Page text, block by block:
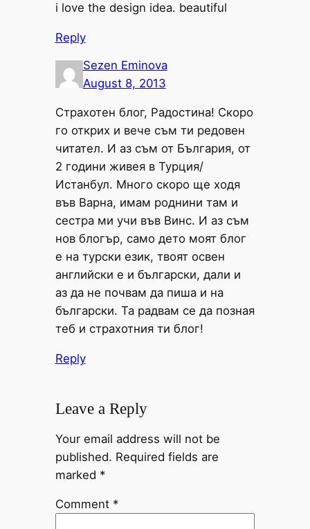
i love the design idea. beautiful
Reply
Sezen Eminova
August 8, 2013
Страхотен блог, Радостина! Скоро
го открих и вече съм ти редовен
читател. И аз съм от България, от
2 години живея в Турция/
Истанбул. Много скоро ще ходя
във Варна, имам роднини там и
сестра ми учи във Винс. И аз съм
нов блогър, само дето моят блог
е на турски език, твоят освен
английски е и български, дали и
аз да не почвам да пиша и на
български. Та радвам се да позная
теб и страхотния ти блог!
Reply
Leave a Reply
Your email address will not be
published. Required fields are
marked *
Comment *